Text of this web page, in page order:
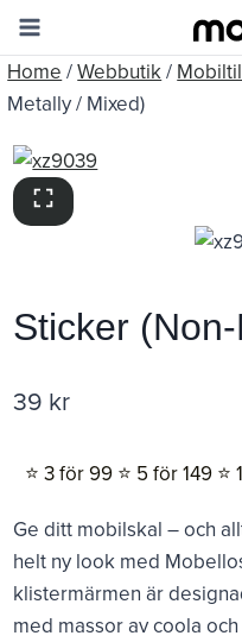
Skip
content
Home /Webbutik/
Metally / Mixed)
Sticker
39 kr
⭐️ 3 för 99 ⭐️ 5 för 149 ⭐️
Ge ditt mobilskal – och
helt ny look med
klistermärmen är
med massor av coola